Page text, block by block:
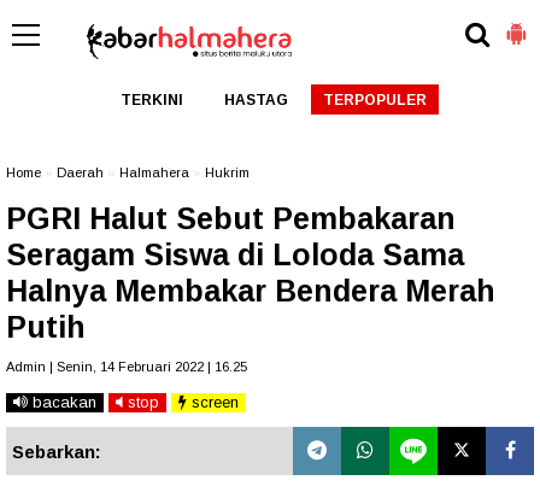
TERKINI HASTAG TERPOPULER
Home Daerah Halmahera Hukrim
PGRI Halut Sebut Pembakaran
Seragam Siswa di Loloda Sama
Halnya Membakar Bendera Merah
Putih
Admin | Senin, 14 Februari 2022 | 16.25
bacakan stop screen
Sebarkan: